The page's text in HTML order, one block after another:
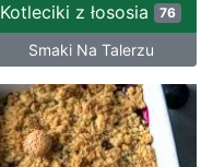
Kotleciki z łososia 76
Smaki Na Talerzu